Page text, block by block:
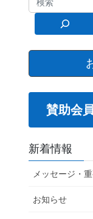
賛助会
新着情報
メッセージ・
お知らせ